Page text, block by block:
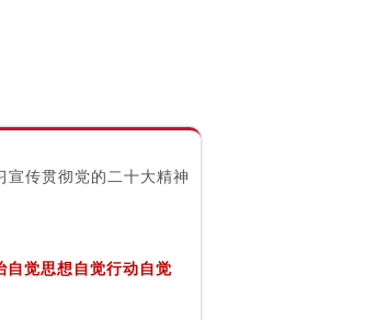
宣传贯彻党的二十大精神
自觉思想自觉行动自觉